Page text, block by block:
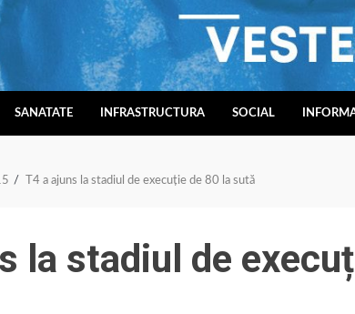
SANATATE INFRASTRUCTURA SOCIAL
T4 a ajuns la stadiul de execuție de 80 la sută
la stadiul de